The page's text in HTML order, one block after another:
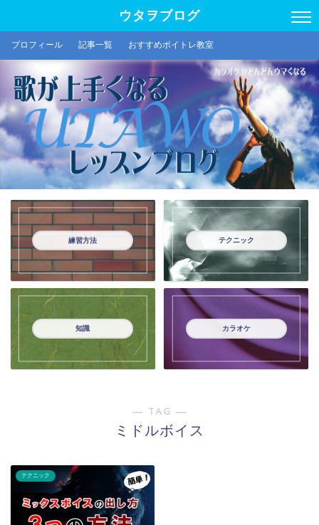
ウタヲブログ
プロフィール 記事一覧 おすすめボイトレ教室
練習方法 テクニック
知識 カラオケ
― TAG ―
ミドルボイス
テクニック